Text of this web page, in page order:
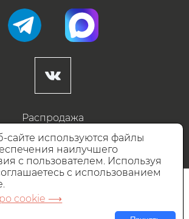
Распродажа
Готовые дизайны
Дизайнерам
ПАРТНЁРЫ
используются файлы
наилучшего
с пользователем. Используя
с использованием
cookie ⟶